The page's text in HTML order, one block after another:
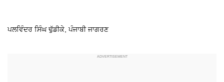
ਪਲਵਿੰਦਰ ਸਿੰਘ ਢੁੱਡੀਕੇ, ਪੰਜਾਬੀ ਜਾਗਰਣ